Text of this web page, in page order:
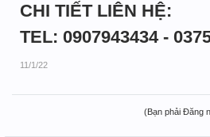
CHI TIẾT LIÊN HỆ:
TEL: 0907943434 -
11/1/22
(Bạn phải Đăng